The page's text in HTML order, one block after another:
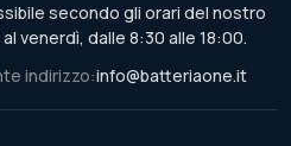
secondo gli orari del nostro
venerdì, dalle 8:30 alle 18:00.
indirizzo:info@batteriaone.it